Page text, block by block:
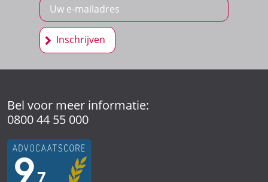
Inschrijven
Bel voor meer informatie:
0800 44 55 000